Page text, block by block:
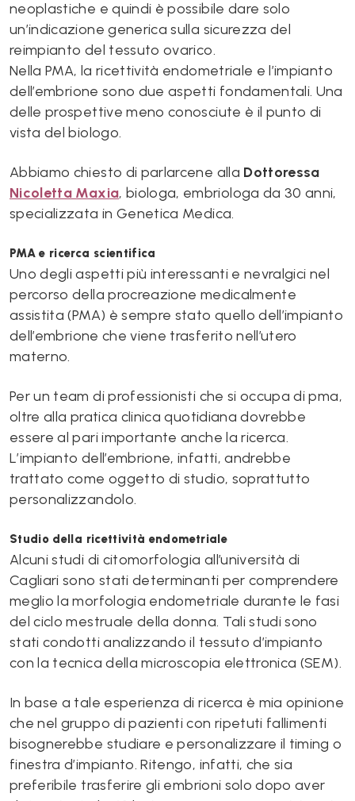
neoplastiche e quindi è possibile dare solo
un’indicazione generica sulla sicurezza del
reimpianto del tessuto ovarico.
Nella PMA, la ricettività endometriale e l’impianto
dell’embrione sono due aspetti fondamentali. Una
delle prospettive meno conosciute è il punto di
vista del biologo.
Abbiamo chiesto di parlarcene alla Dottoressa
Nicoletta Maxia, biologa, embriologa da 30 anni,
specializzata in Genetica Medica.
PMA e ricerca scientifica
Uno degli aspetti più interessanti e nevralgici nel
percorso della procreazione medicalmente
assistita (PMA) è sempre stato quello dell’impianto
dell’embrione che viene trasferito nell’utero
materno.
Per un team di professionisti che si occupa di pma,
oltre alla pratica clinica quotidiana dovrebbe
essere al pari importante anche la ricerca.
L’impianto dell’embrione, infatti, andrebbe
trattato come oggetto di studio, soprattutto
personalizzandolo.
Studio della ricettività endometriale
Alcuni studi di citomorfologia all’università di
Cagliari sono stati determinanti per comprendere
meglio la morfologia endometriale durante le fasi
del ciclo mestruale della donna. Tali studi sono
stati condotti analizzando il tessuto d’impianto
con la tecnica della microscopia elettronica (SEM).
In base a tale esperienza di ricerca è mia opinione
che nel gruppo di pazienti con ripetuti fallimenti
bisognerebbe studiare e personalizzare il timing o
finestra d’impianto. Ritengo, infatti, che sia
preferibile trasferire gli embrioni solo dopo aver